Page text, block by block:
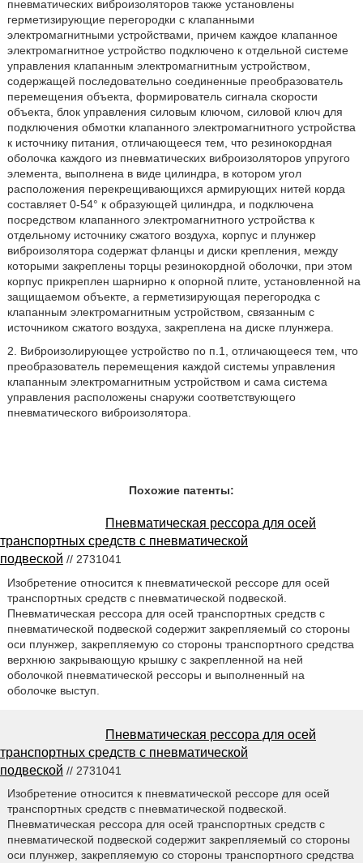
пневматических виброизоляторов также установлены
герметизирующие перегородки с клапанными
электромагнитными устройствами, причем каждое клапанное
электромагнитное устройство подключено к отдельной системе
управления клапанным электромагнитным устройством,
содержащей последовательно соединенные преобразователь
перемещения объекта, формирователь сигнала скорости
объекта, блок управления силовым ключом, силовой ключ для
подключения обмотки клапанного электромагнитного устройства
к источнику питания, отличающееся тем, что резинокордная
оболочка каждого из пневматических виброизоляторов упругого
элемента, выполнена в виде цилиндра, в котором угол
расположения перекрещивающихся армирующих нитей корда
составляет 0-54° к образующей цилиндра, и подключена
посредством клапанного электромагнитного устройства к
отдельному источнику сжатого воздуха, корпус и плунжер
виброизолятора содержат фланцы и диски крепления, между
которыми закреплены торцы резинокордной оболочки, при этом
корпус прикреплен шарнирно к опорной плите, установленной на
защищаемом объекте, а герметизирующая перегородка с
клапанным электромагнитным устройством, связанным с
источником сжатого воздуха, закреплена на диске плунжера.
2. Виброизолирующее устройство по п.1, отличающееся тем, что
преобразователь перемещения каждой системы управления
клапанным электромагнитным устройством и сама система
управления расположены снаружи соответствующего
пневматического виброизолятора.
Похожие патенты:
Пневматическая рессора для осей
транспортных средств с пневматической
подвеской // 2731041
Изобретение относится к пневматической рессоре для осей
транспортных средств с пневматической подвеской.
Пневматическая рессора для осей транспортных средств с
пневматической подвеской содержит закрепляемый со стороны
оси плунжер, закрепляемую со стороны транспортного средства
верхнюю закрывающую крышку с закрепленной на ней
оболочкой пневматической рессоры и выполненный на
оболочке выступ.
Пневматическая рессора для осей
транспортных средств с пневматической
подвеской // 2731041
Изобретение относится к пневматической рессоре для осей
транспортных средств с пневматической подвеской.
Пневматическая рессора для осей транспортных средств с
пневматической подвеской содержит закрепляемый со стороны
оси плунжер, закрепляемую со стороны транспортного средства